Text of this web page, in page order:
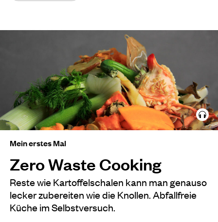
Mein erstes Mal
Zero Waste Cooking
Reste wie Kartoffelschalen kann man genauso
lecker zubereiten wie die Knollen. Abfallfreie
Küche im Selbstversuch.